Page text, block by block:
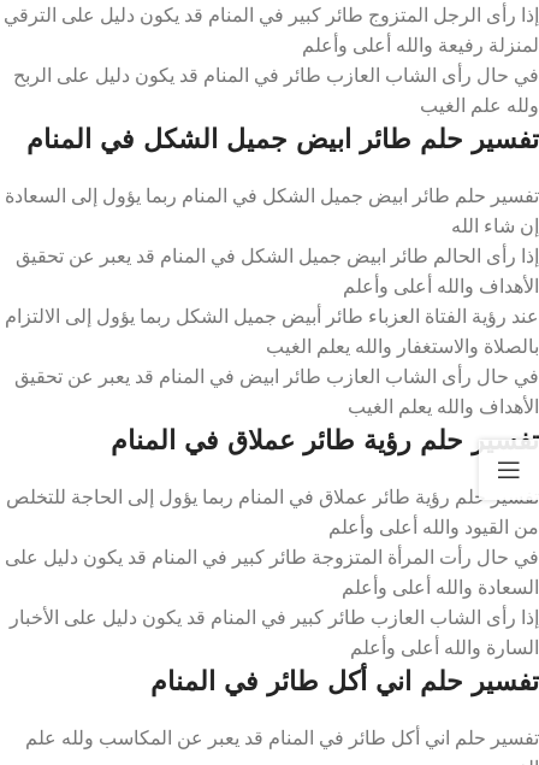
إذا رأى الرجل المتزوج طائر كبير في المنام قد يكون دليل على الترقي
لمنزلة رفيعة والله أعلى وأعلم
في حال رأى الشاب العازب طائر في المنام قد يكون دليل على الربح
ولله علم الغيب
تفسير حلم طائر ابيض جميل الشكل في المنام
تفسير حلم طائر ابيض جميل الشكل في المنام ربما يؤول إلى السعادة
إن شاء الله
إذا رأى الحالم طائر ابيض جميل الشكل في المنام قد يعبر عن تحقيق
الأهداف والله أعلى وأعلم
عند رؤية الفتاة العزباء طائر أبيض جميل الشكل ربما يؤول إلى الالتزام
بالصلاة والاستغفار والله يعلم الغيب
في حال رأى الشاب العازب طائر ابيض في المنام قد يعبر عن تحقيق
الأهداف والله يعلم الغيب
تفسير حلم رؤية طائر عملاق في المنام
تفسير حلم رؤية طائر عملاق في المنام ربما يؤول إلى الحاجة للتخلص
من القيود والله أعلى وأعلم
في حال رأت المرأة المتزوجة طائر كبير في المنام قد يكون دليل على
السعادة والله أعلى وأعلم
إذا رأى الشاب العازب طائر كبير في المنام قد يكون دليل على الأخبار
السارة والله أعلى وأعلم
تفسير حلم اني أكل طائر في المنام
تفسير حلم اني أكل طائر في المنام قد يعبر عن المكاسب ولله علم